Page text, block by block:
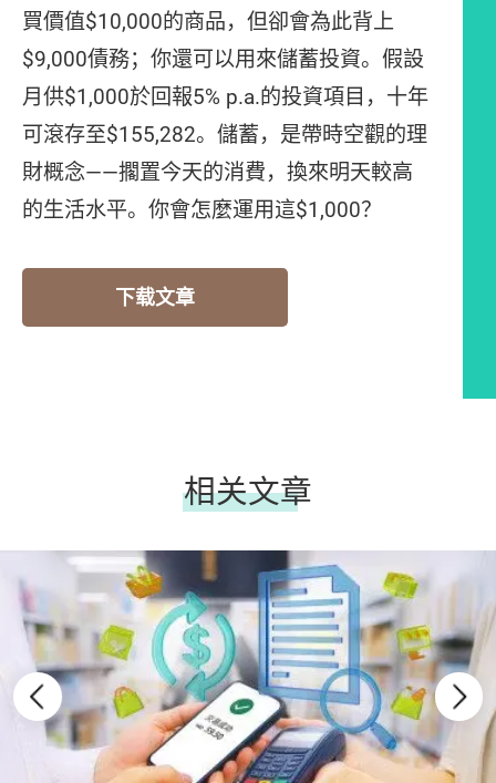
買價值$10,000的商品，但卻會為此背上
$9,000債務；你還可以用來儲蓄投資。假設
月供$1,000於回報5% p.a.的投資項目，十年
可滾存至$155,282。儲蓄，是帶時空觀的理
財概念——擱置今天的消費，換來明天較高
的生活水平。你會怎麼運用這$1,000？
下载文章
相关文章